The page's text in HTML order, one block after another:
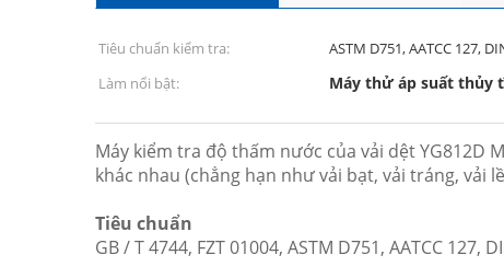
Tiêu chuẩn kiểm tra: ASTM D751, AATCC 127,
Làm nổi bật:
Máy thử áp suất thủy
Máy kiểm tra độ thấm nước của vải dệt YG812D
khác nhau (chẳng hạn như vải bạt, vải tráng, vải
Tiêu chuẩn
GB / T 4744, FZT 01004, ASTM D751, AATCC 127,